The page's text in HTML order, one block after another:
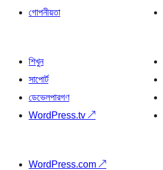
গোপনীয়তা
শিখুন
সাপোর্ট
ডেভেলপারগণ
WordPress.tv ↗
WordPress.com ↗